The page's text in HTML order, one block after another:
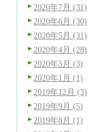
2020年7月 (31)
2020年6月 (30)
2020年5月 (31)
2020年4月 (28)
2020年3月 (3)
2020年1月 (1)
2019年12月 (3)
2019年9月 (5)
2019年8月 (1)